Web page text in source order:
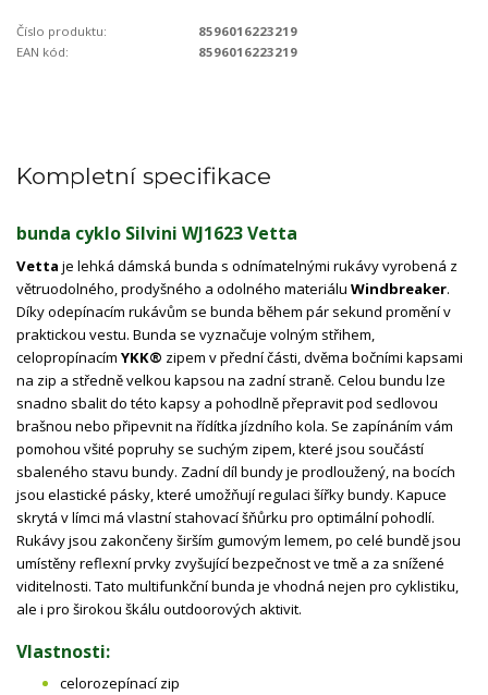
Číslo produktu:
8596016223219
EAN kód:
8596016223219
Kompletní specifikace
bunda cyklo Silvini WJ1623 Vetta
Vetta je lehká dámská bunda s odnímatelnými rukávy vyrobená z
větruodolného, ​​prodyšného a odolného materiálu Windbreaker.
Díky odepínacím rukávům se bunda během pár sekund promění v
praktickou vestu. Bunda se vyznačuje volným střihem,
celopropínacím YKK® zipem v přední části, dvěma bočními kapsami
na zip a středně velkou kapsou na zadní straně. Celou bundu lze
snadno sbalit do této kapsy a pohodlně přepravit pod sedlovou
brašnou nebo připevnit na řídítka jízdního kola. Se zapínáním vám
pomohou všité popruhy se suchým zipem, které jsou součástí
sbaleného stavu bundy. Zadní díl bundy je prodloužený, na bocích
jsou elastické pásky, které umožňují regulaci šířky bundy. Kapuce
skrytá v límci má vlastní stahovací šňůrku pro optimální pohodlí.
Rukávy jsou zakončeny širším gumovým lemem, po celé bundě jsou
umístěny reflexní prvky zvyšující bezpečnost ve tmě a za snížené
viditelnosti. Tato multifunkční bunda je vhodná nejen pro cyklistiku,
ale i pro širokou škálu outdoorových aktivit.
Vlastnosti:
celorozepínací zip